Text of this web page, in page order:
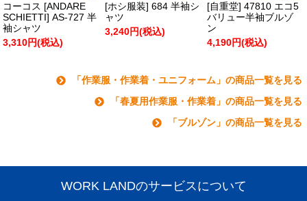
コーコス [ANDARE
SCHIETTI] AS-727 半
袖シャツ
3,310円(税込)
[ホシ服装] 684 半袖シ
ャツ
3,240円(税込)
[自重堂] 47810 エコ5
バリュー半袖ブルゾ
ン
4,190円(税込)
「作業服・作業着・ユニフォーム」の商品一覧を見る
「春夏用作業服・作業着」の商品一覧を見る
「ブルゾン」の商品一覧を見る
WORK LANDのサービスについて